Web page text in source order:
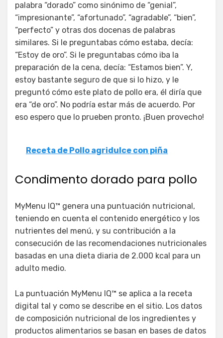
palabra “dorado” como sinónimo de “genial”,
“impresionante”, “afortunado”, “agradable”, “bien”,
“perfecto” y otras dos docenas de palabras
similares. Si le preguntabas cómo estaba, decía:
“Estoy de oro”. Si le preguntabas cómo iba la
preparación de la cena, decía: “Estamos bien”. Y,
estoy bastante seguro de que si lo hizo, y le
preguntó cómo este plato de pollo era, él diría que
era “de oro”. No podría estar más de acuerdo. Por
eso espero que lo prueben pronto. ¡Buen provecho!
Receta de Pollo agridulce con piña
Condimento dorado para pollo
MyMenu IQ™ genera una puntuación nutricional,
teniendo en cuenta el contenido energético y los
nutrientes del menú, y su contribución a la
consecución de las recomendaciones nutricionales
basadas en una dieta diaria de 2.000 kcal para un
adulto medio.
La puntuación MyMenu IQ™ se aplica a la receta
digital tal y como se describe en el sitio. Los datos
de composición nutricional de los ingredientes y
productos alimentarios se basan en bases de datos